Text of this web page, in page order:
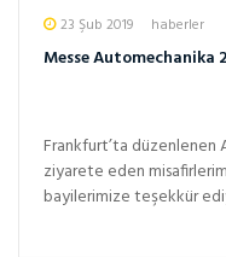
23 Şub 2019 haberler
Messe Automechanika
Frankfurt’ta düzenlenen
ziyarete eden
bayilerimize teşekkür